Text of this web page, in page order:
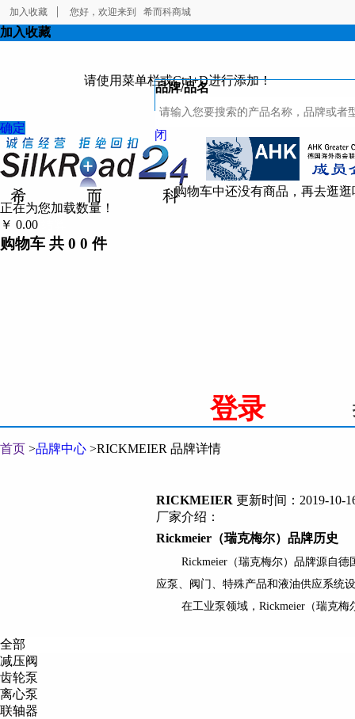
加入收藏 您好，欢迎来到 希而科商城
加入收藏
请使用菜单栏或Ctrl+D进行添加！
确定
购物车中还没有商品，再去逛逛
正在为您加载数量！
￥ 0.00
购物车 共 0 0 件
品牌/品名
闭
登录
首页 >品牌中心 >RICKMEIER 品牌详情
RICKMEIER 更新时间：2019-10-
厂家介绍：
Rickmeier （瑞克梅尔）品牌历史
Rickmeier （瑞克梅尔）品牌源自德
应泵、阀门、特殊产品和液油供应系统
在工业泵领域， Rickmeier （瑞克
全部
减压阀
齿轮泵
离心泵
联轴器